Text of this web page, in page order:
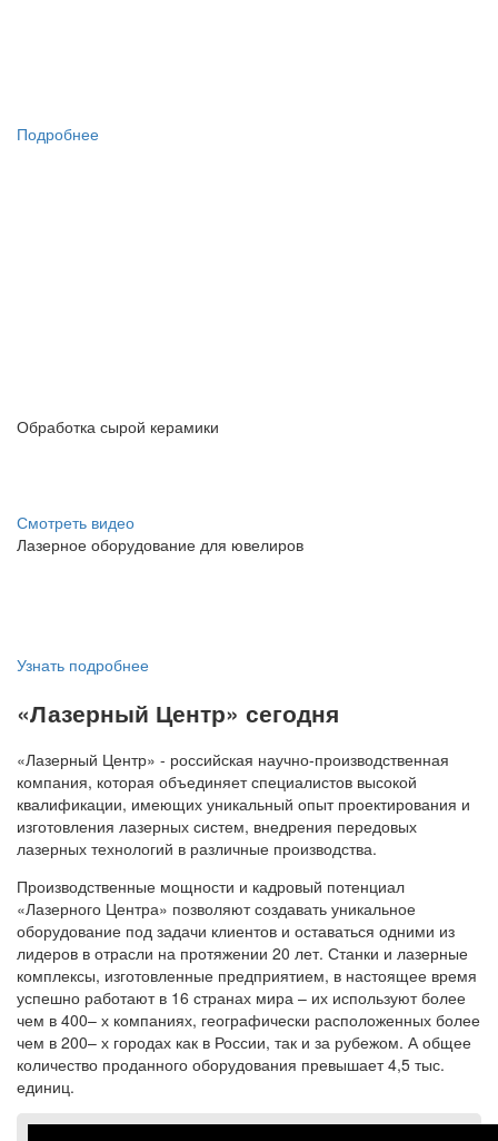
Подробнее
Обработка сырой керамики
Смотреть видео
Лазерное оборудование для ювелиров
Узнать подробнее
«Лазерный Центр» сегодня
«Лазерный Центр» - российская научно-производственная
компания, которая объединяет специалистов высокой
квалификации, имеющих уникальный опыт проектирования и
изготовления лазерных систем, внедрения передовых
лазерных технологий в различные производства.
Производственные мощности и кадровый потенциал
«Лазерного Центра» позволяют создавать уникальное
оборудование под задачи клиентов и оставаться одними из
лидеров в отрасли на протяжении 20 лет. Станки и лазерные
комплексы, изготовленные предприятием, в настоящее время
успешно работают в 16 странах мира – их используют более
чем в 400– х компаниях, географически расположенных более
чем в 200– х городах как в России, так и за рубежом. А общее
количество проданного оборудования превышает 4,5 тыс.
единиц.